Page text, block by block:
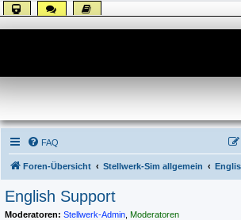
FAQ
Foren-Übersicht Stellwerk-Sim allgemein
English Support
Moderatoren: Stellwerk-Admin Moderatoren